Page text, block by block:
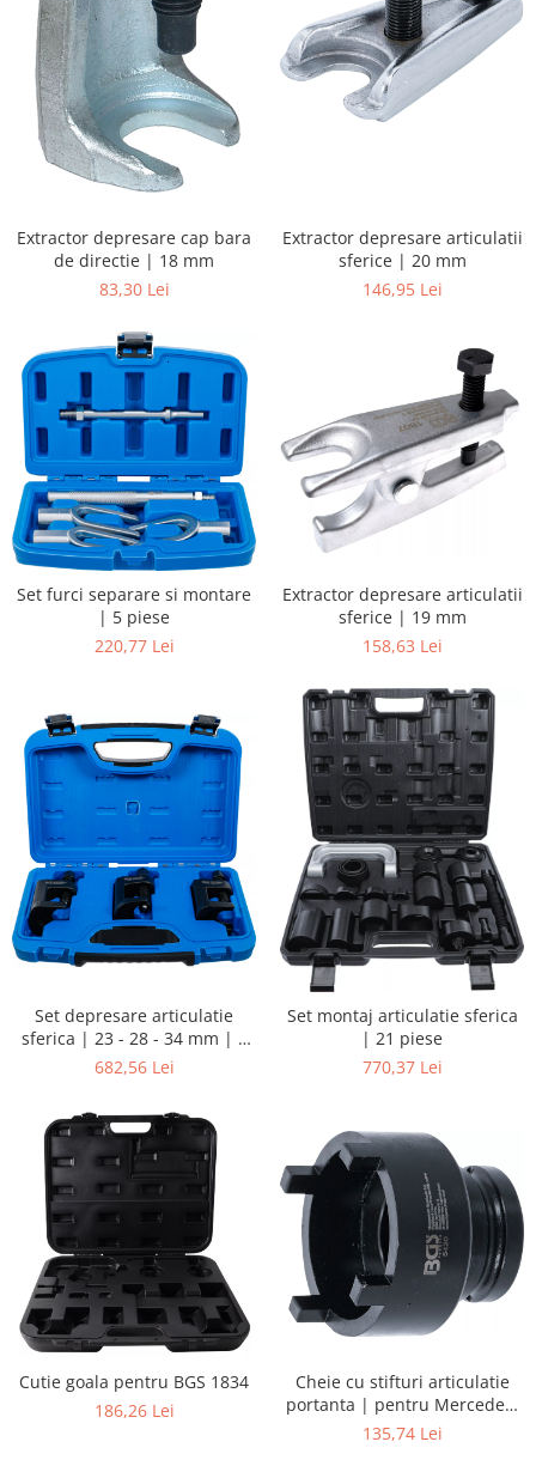
Extractor depresare cap bara
de directie | 18 mm
83,30 Lei
Extractor depresare articulatii
sferice | 20 mm
146,95 Lei
Set furci separare si montare
| 5 piese
220,77 Lei
Extractor depresare articulatii
sferice | 19 mm
158,63 Lei
Set depresare articulatie
sferica | 23 - 28 - 34 mm | 3
piese
682,56 Lei
Set montaj articulatie sferica
| 21 piese
770,37 Lei
Cutie goala pentru BGS 1834
186,26 Lei
Cheie cu stifturi articulatie
portanta | pentru Mercedes-
Benz-M-Klasse
135,74 Lei